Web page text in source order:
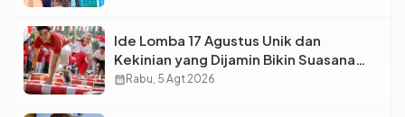
Ide Lomba 17 Agustus Unik dan
Kekinian yang Dijamin Bikin Suasana
Makin Pecah
calendar_monthRabu, 5 Agt 2026